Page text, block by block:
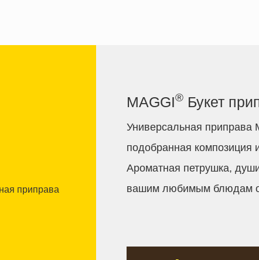
MAGGI® Букет
Универсальная приправа
подобранная композиция
Ароматная петрушка,
вашим любимым блюдам